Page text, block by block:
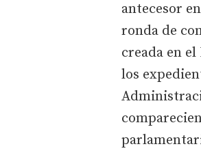
antecesor
ronda de
creada en
los